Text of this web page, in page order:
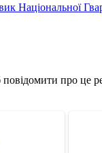
Національної
про це